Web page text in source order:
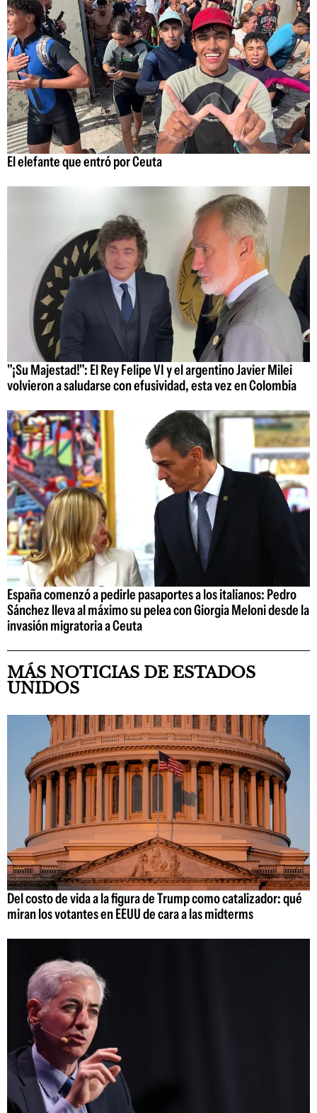
El elefante que entró por Ceuta
"¡Su Majestad!": El Rey Felipe VI y el argentino Javier Milei
volvieron a saludarse con efusividad, esta vez en Colombia
España comenzó a pedirle pasaportes a los italianos: Pedro
Sánchez lleva al máximo su pelea con Giorgia Meloni desde la
invasión migratoria a Ceuta
MÁS NOTICIAS DE ESTADOS
UNIDOS
Del costo de vida a la figura de Trump como catalizador: qué
miran los votantes en EEUU de cara a las midterms